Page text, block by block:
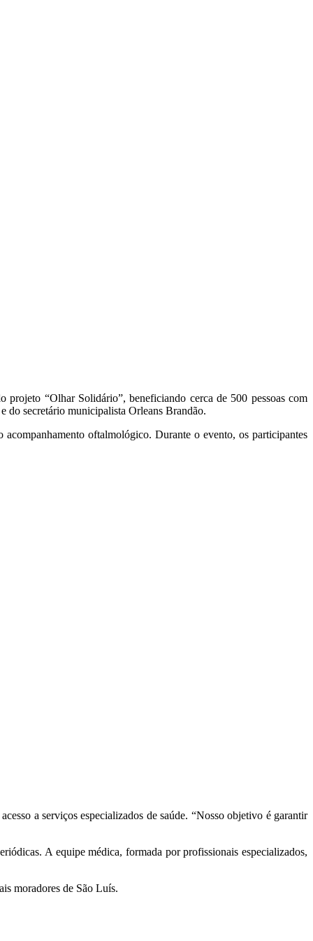
“Olhar Solidário”, beneficiando cerca de 500 pessoas com
do secretário municipalista Orleans Brandão.
oftalmológico. Durante o evento, os participantes
a serviços especializados de saúde. “Nosso objetivo é garantir
A equipe médica, formada por profissionais especializados,
moradores de São Luís.